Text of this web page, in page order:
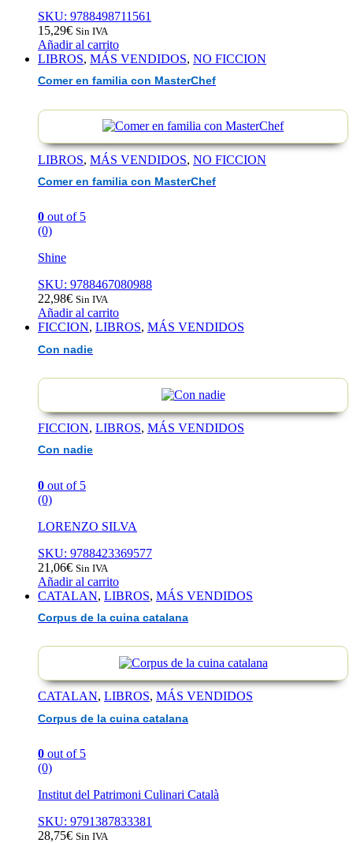
SKU: 9788498711561
15,29€ Sin IVA
Añadir al carrito
LIBROS, MÁS VENDIDOS, NO FICCION
Comer en familia con MasterChef
LIBROS, MÁS VENDIDOS, NO FICCION
Comer en familia con MasterChef
0 out of 5
(0)
Shine
SKU: 9788467080988
22,98€ Sin IVA
Añadir al carrito
FICCION, LIBROS, MÁS VENDIDOS
Con nadie
FICCION, LIBROS, MÁS VENDIDOS
Con nadie
0 out of 5
(0)
LORENZO SILVA
SKU: 9788423369577
21,06€ Sin IVA
Añadir al carrito
CATALAN, LIBROS, MÁS VENDIDOS
Corpus de la cuina catalana
CATALAN, LIBROS, MÁS VENDIDOS
Corpus de la cuina catalana
0 out of 5
(0)
Institut del Patrimoni Culinari Català
SKU: 9791387833381
28,75€ Sin IVA